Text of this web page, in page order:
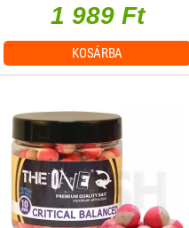
1 989 Ft
KOSÁRBA